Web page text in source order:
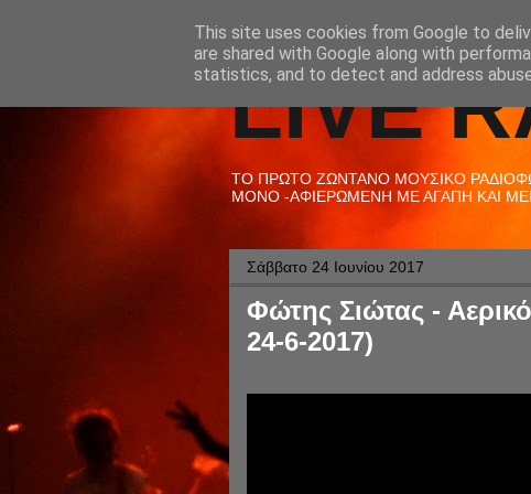
LIVE
ΤΟ ΠΡΩΤΟ ΖΩΝΤΑΝΟ ΜΟΥΣΙΚΟ
ΜΟΝΟ -ΑΦΙΕΡΩΜΕΝΗ ΜΕ ΑΓΑΠΗ ΚΑΙ
Σάββατο 24 Ιουνίου 2017
Φώτης Σιώτας -
24-6-2017)
This site uses cookies from Google to
are shared with Google along with
statistics, and to detect and address